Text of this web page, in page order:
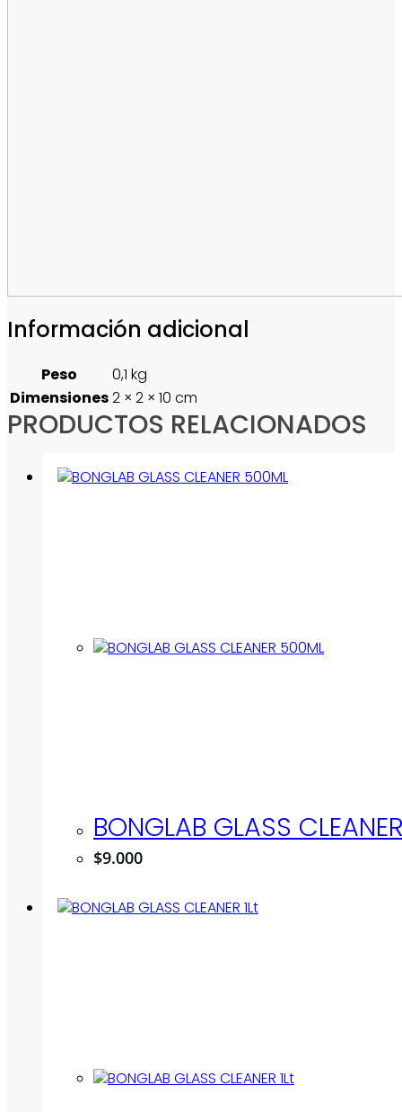
Información adicional
Peso
0,1 kg
Dimensiones2 × 2 × 10 cm
PRODUCTOS RELACIONADOS
BONGLAB GLASS
$9.000